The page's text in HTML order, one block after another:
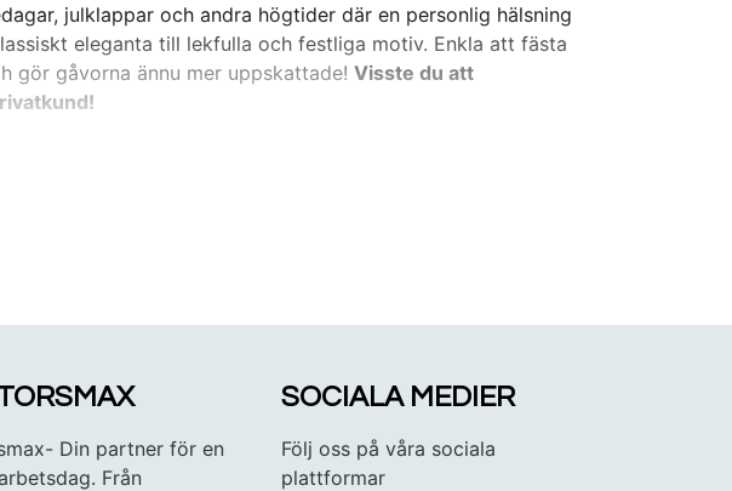
julklappar och andra högtider där en personlig hälsning
eleganta till lekfulla och festliga motiv. Enkla att fästa
gör gåvorna ännu mer uppskattade! Visste du att
Din partner för en
Från
SOCIALA MEDIER
Följ oss på våra sociala
plattformar